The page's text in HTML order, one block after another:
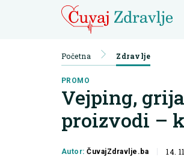
Početna Zdravlje
PROMO
Vejping,
proizvodi –
Autor:ČuvajZdravlje.ba 14.